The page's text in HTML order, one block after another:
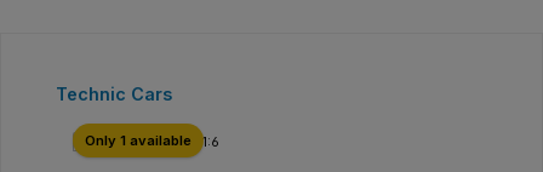
Ignorer la galerie de produits
Technic Cars
Only 1 available